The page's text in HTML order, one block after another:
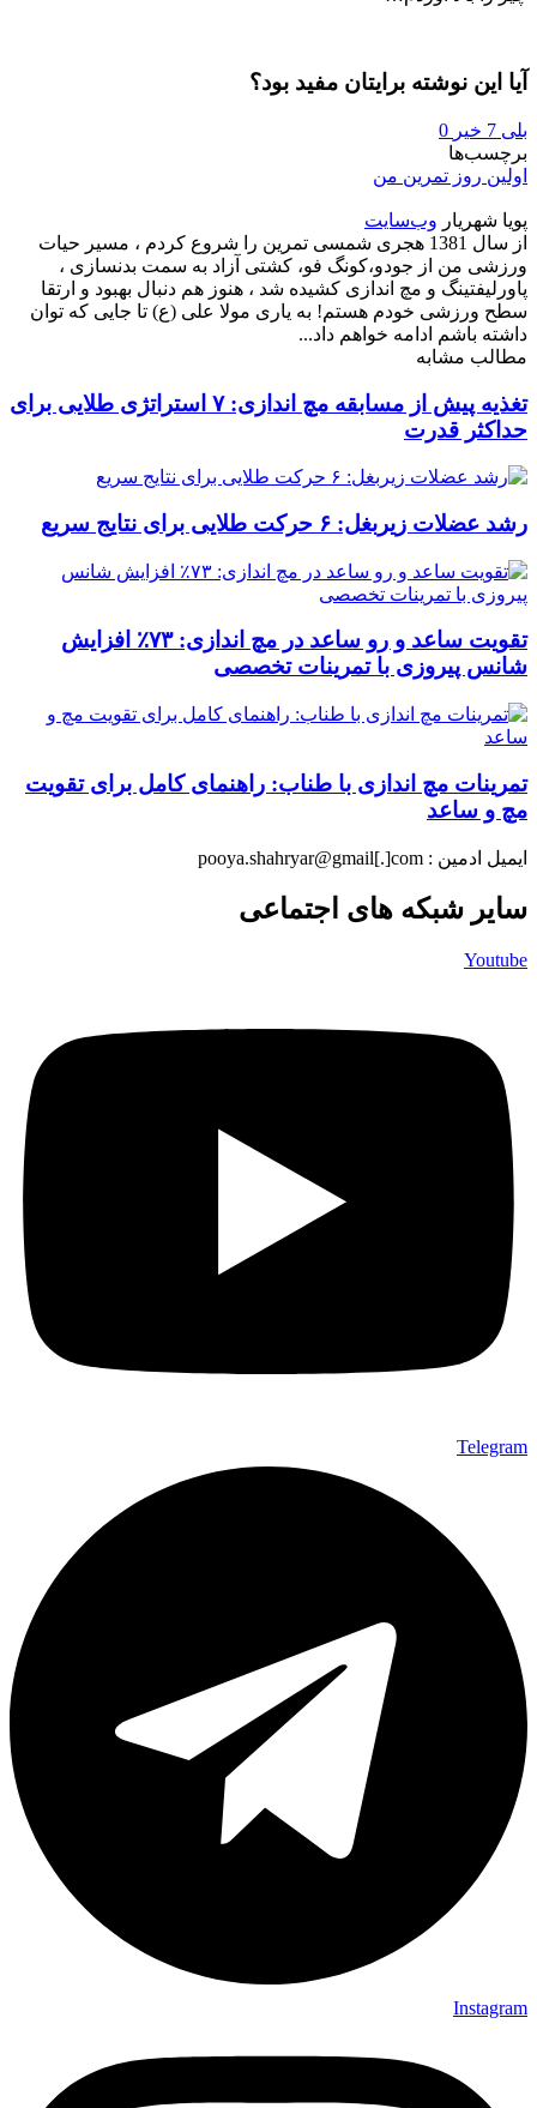
آیا این نوشته برایتان مفید بود؟
بلی 7 خیر 0
برچسب‌ها
اولین روز تمرین من
پویا شهریار وب‌سایت
از سال 1381 هجری شمسی تمرین را شروع کردم ، مسیر حیات
ورزشی من از جودو،کونگ فو، کشتی آزاد به سمت بدنسازی ،
پاورلیفتینگ و مچ اندازی کشیده شد ، هنوز هم دنبال بهبود و ارتقا
سطح ورزشی خودم هستم! به یاری مولا علی (ع) تا جایی که توان
داشته باشم ادامه خواهم داد...
مطالب مشابه
تغذیه پیش از مسابقه مچ اندازی: ۷ استراتژی طلایی برای
حداکثر قدرت
رشد عضلات زیربغل: ۶ حرکت طلایی برای نتایج سریع
تقویت ساعد و رو ساعد در مچ اندازی: ۷۳٪ افزایش
شانس پیروزی با تمرینات تخصصی
تمرینات مچ اندازی با طناب: راهنمای کامل برای تقویت
مچ و ساعد
ایمیل ادمین : pooya.shahryar@gmail[.]com
سایر شبکه های اجتماعی
Youtube
Telegram
Instagram